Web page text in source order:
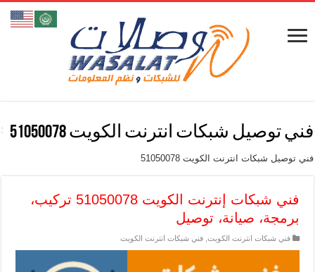
فني توصيل شبكات انترنت الكويت 51050078
فني توصيل شبكات انترنت الكويت 51050078
فني شبكات إنترنت الكويت 51050078 تركيب،
برمجة، صيانة، توصيل
فني شبكات انترنت الكويت ,فني شبكات انترنت الكويت